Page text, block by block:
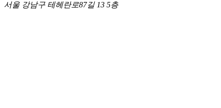
서울 강남구 테헤란로87길 13 5층